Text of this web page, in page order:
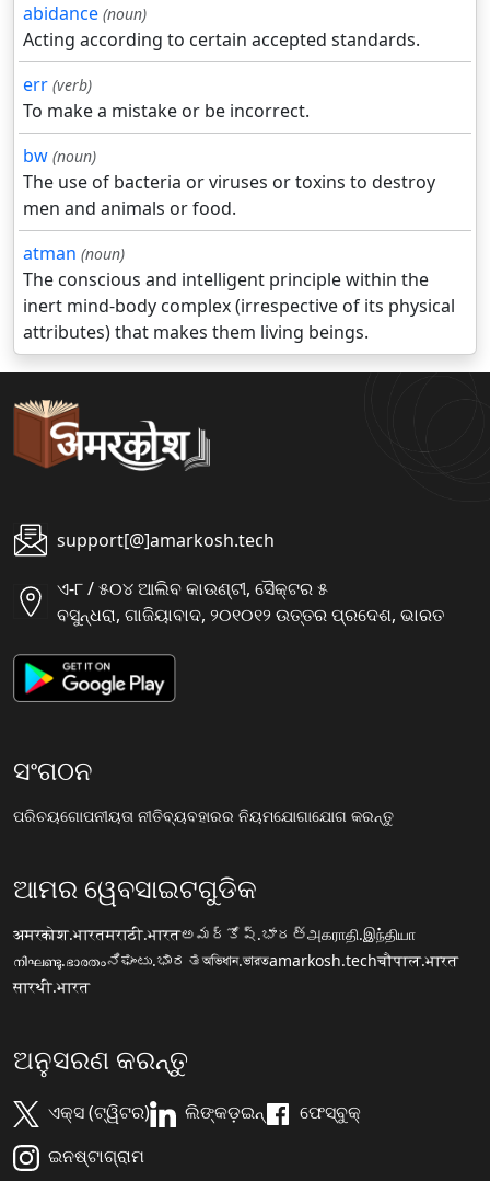
abidance (noun)
Acting according to certain accepted standards.
err (verb)
To make a mistake or be incorrect.
bw (noun)
The use of bacteria or viruses or toxins to destroy
men and animals or food.
atman (noun)
The conscious and intelligent principle within the
inert mind-body complex (irrespective of its physical
attributes) that makes them living beings.
support[@]amarkosh.tech
ଏ-୮ / ୫୦୪ ଆଲିବ କାଉଣ୍ଟୀ, ସୈକ୍ଟର ୫
ବସୁନ୍ଧରା, ଗାଜିୟାବାଦ, ୨୦୧୦୧୨ ଉତ୍ତର ପ୍ରଦେଶ, ଭାରତ
ସଂଗଠନ
ପରିଚୟଗୋପନୀୟତା ନୀତିବ୍ୟବହାରର ନିୟମଯୋଗାଯୋଗ କରନ୍ତୁ
ଆମର ୱେବସାଇଟଗୁଡିକ
अमरकोश.भारतमराठी.भारतఅమర్కోష్.భారత్அகராதி.இந்தியா
നിഘണ്ടു.ഭാരതംನಿಘಂಟು.ಭಾರತঅভিধান.ভারতamarkosh.techचौपाल.भारत
सारथी.भारत
ଅନୁସରଣ କରନ୍ତୁ
ଏକ୍ସ (ଟ୍ୱିଟର) ଲିଙ୍କଡ଼ଇନ୍
ଫେସ୍ବୁକ୍
ଇନଷ୍ଟାଗ୍ରାମ